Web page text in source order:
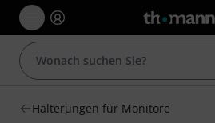
Halterungen für Monitore